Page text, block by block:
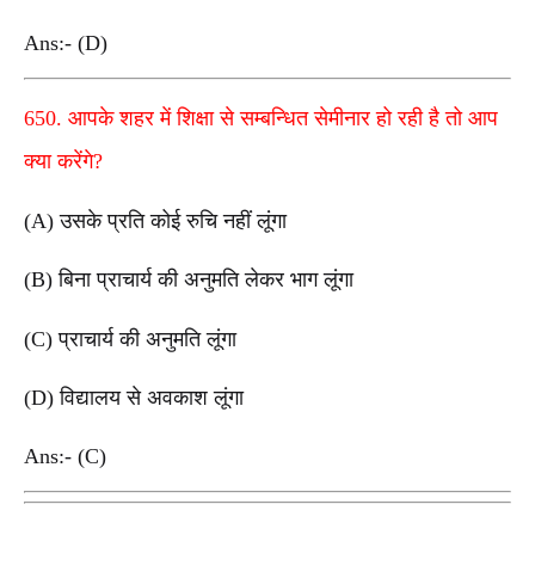
Ans:- (D)
650. आपके शहर में शिक्षा से सम्बन्धित सेमीनार हो रही है तो आप
क्या करेंगे?
(A) उसके प्रति कोई रुचि नहीं लूंगा
(B) बिना प्राचार्य की अनुमति लेकर भाग लूंगा
(C) प्राचार्य की अनुमति लूंगा
(D) विद्यालय से अवकाश लूंगा
Ans:- (C)